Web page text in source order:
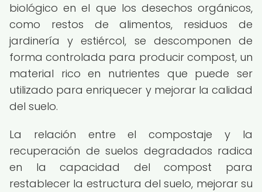
biológico en el que los desechos orgánicos,
como restos de alimentos, residuos de
jardinería y estiércol, se descomponen de
forma controlada para producir compost, un
material rico en nutrientes que puede ser
utilizado para enriquecer y mejorar la calidad
del suelo.
La relación entre el compostaje y la
recuperación de suelos degradados radica
en la capacidad del compost para
restablecer la estructura del suelo, mejorar su